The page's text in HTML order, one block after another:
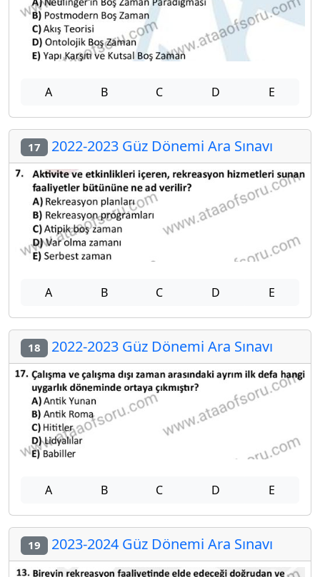
A B C D E
17 2022-2023 Güz Dönemi Ara Sınavı
A B C D E
18 2022-2023 Güz Dönemi Ara Sınavı
A B C D E
19 2023-2024 Güz Dönemi Ara Sınavı